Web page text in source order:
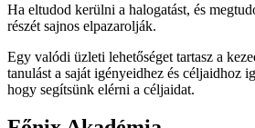
Ha eltudod kerülni a halogatást, és
részét sajnos elpazarolják.
Egy valódi üzleti lehetőséget tartasz a
tanulást a saját igényeidhez és céljaidhoz
hogy segítsünk elérni a céljaidat.